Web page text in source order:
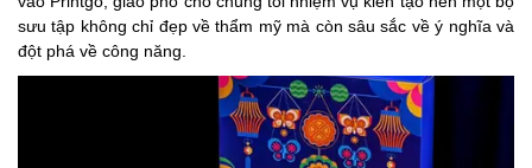
sưu tập không chỉ đẹp về thẩm mỹ mà còn sâu sắc về ý nghĩa và
đột phá về công năng.